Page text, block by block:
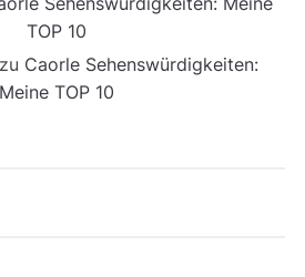
TOP 10
zu Caorle Sehenswürdigkeiten:
Meine TOP 10